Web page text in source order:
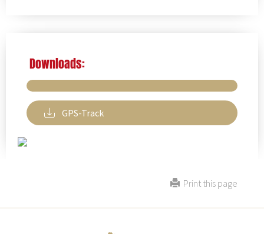
Downloads:
GPS-Track
Print this page